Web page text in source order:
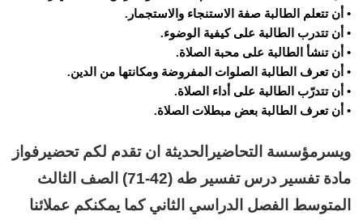
• أن تتعلم الطالبة صفة الاستنجاء والاستجمار.
• أن تتدرب الطالبة على كيفية الوضوء.
• أن تنشأ الطالبة على محبة الصلاة.
• أن تعرف الطالبة الصلوات المفروضة ومكانتها من الدين.
• أن تتدرّب الطالبة على أداء الصلاة.
• أن تعرف الطالبة بعض مبطلات الصلاة.
ويسرمؤسسة التحاضيرالحديثة ان تقدم لكم تحضيرفواز
مادة تفسير درس تفسير طه (42-71) الصف الثالث
المتوسط الفصل الدراسي الثاني كما يمكنكم عملائنا